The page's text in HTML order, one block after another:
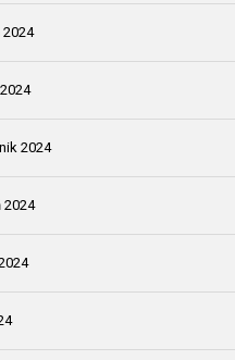
2024
2024